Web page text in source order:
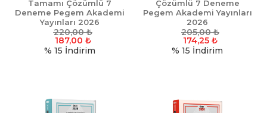
Tamamı Çözümlü 7
Deneme Pegem Akademi
Yayınları 2026
220,00₺
187,00 ₺
% 15 İndirim
Çözümlü 7 Deneme
Pegem Akademi Yayınları
2026
205,00₺
174,25 ₺
% 15 İndirim